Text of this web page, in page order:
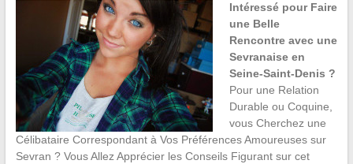
Intéressé pour Faire
une Belle
Rencontre avec une
Sevranaise en
Seine-Saint-Denis ?
Pour une Relation
Durable ou Coquine,
vous Cherchez une
Célibataire Correspondant à Vos Préférences Amoureuses sur
Sevran ? Vous Allez Apprécier les Conseils Figurant sur cet